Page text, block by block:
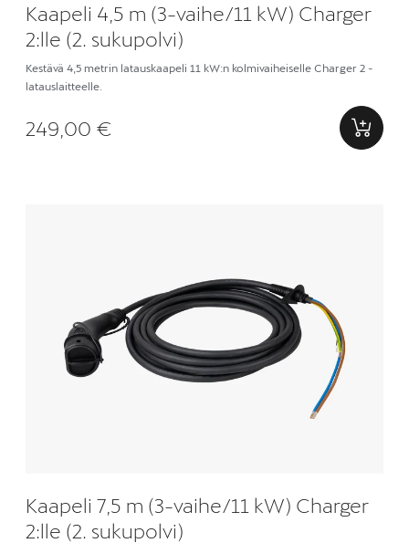
Kaapeli 4,5 m (3-vaihe/11 kW) Charger
2:lle (2. sukupolvi)
Kestävä 4,5 metrin latauskaapeli 11 kW:n kolmivaiheiselle Charger 2 -
latauslaitteelle.
249,00 €
Kaapeli 7,5 m (3-vaihe/11 kW) Charger
2:lle (2. sukupolvi)